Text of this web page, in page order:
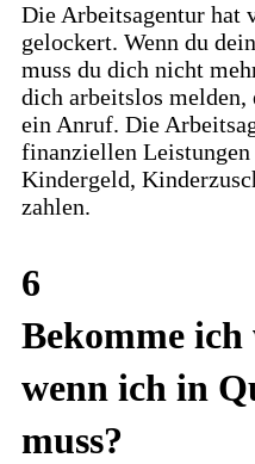
Die Arbeitsagentur hat
gelockert. Wenn du
muss du dich nicht
dich arbeitslos
ein Anruf. Die
finanziellen
Kindergeld,
zahlen.
6
Bekomme
wenn ich in
muss?